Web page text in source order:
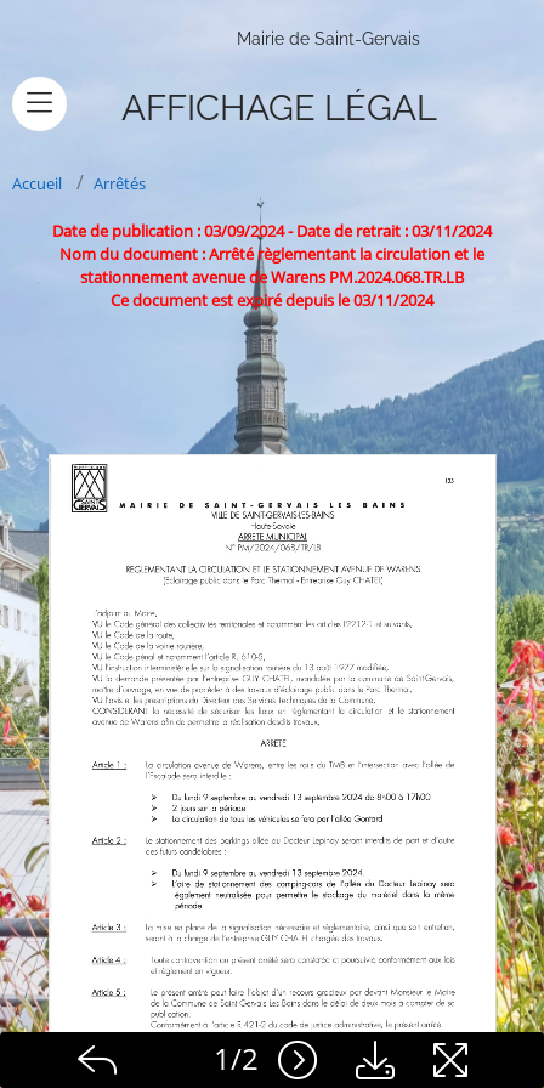
Mairie de Saint-Gervais
AFFICHAGE LÉGAL
Accueil Arrêtés
Date de publication : 03/09/2024-Date de retrait : 03/11/2024
Nom du document : Arrêté règlementant la circulation et le
stationnement avenue de Warens PM.2024.068.TR.LB
Ce document est expiré depuis le 03/11/2024
1/2